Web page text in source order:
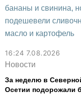
16:24 7.08.2026
Новости
За неделю в
Осетии подорожали